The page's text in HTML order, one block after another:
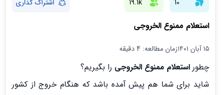
10
19.1k اشتراک گذاری
استعلام ممنوع الخروجی
۱۵ آبان ۱۴۰۱ زمان مطالعه: 4 دقیقه
چطور استعلام ممنوع الخروجی را بگیریم؟
شاید برای شما هم پیش آمده باشد که هنگام خروج از کشور